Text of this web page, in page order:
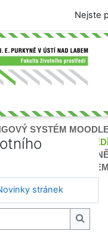
SYSTÉM
ŽIVOTNÍHO
J.
V ÚSTÍ NAD
Nejste
stránek